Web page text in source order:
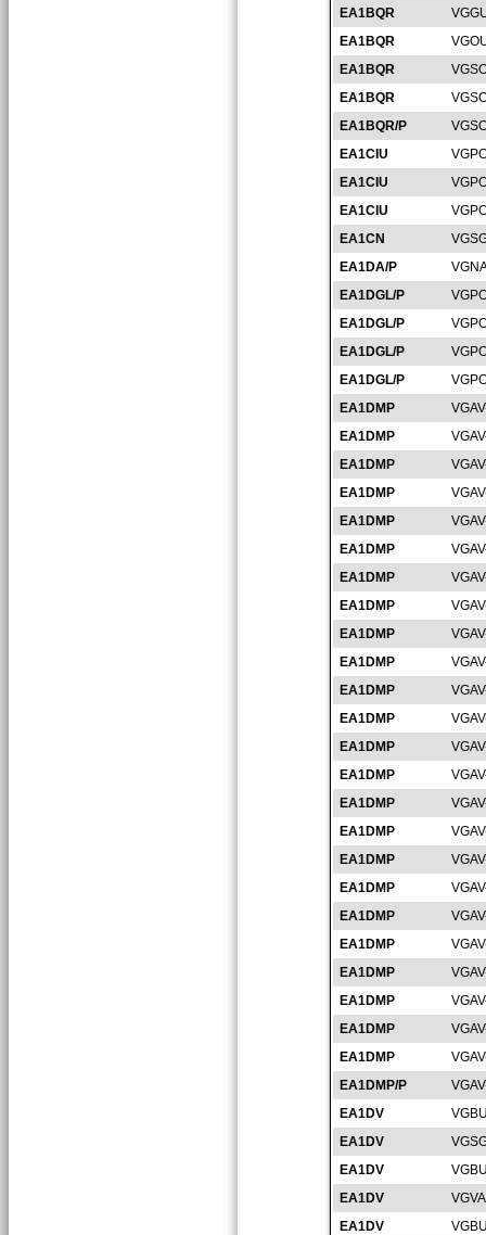
EA1BQR
EA1BQR
EA1BQR
EA1BQR
EA1BQR/P
EA1CIU
EA1CIU
EA1CIU
EA1CN
EA1DA/P
EA1DGL/P
EA1DGL/P
EA1DGL/P
EA1DGL/P
EA1DMP
EA1DMP
EA1DMP
EA1DMP
EA1DMP
EA1DMP
EA1DMP
EA1DMP
EA1DMP
EA1DMP
EA1DMP
EA1DMP
EA1DMP
EA1DMP
EA1DMP
EA1DMP
EA1DMP
EA1DMP
EA1DMP
EA1DMP
EA1DMP
EA1DMP
EA1DMP
EA1DMP
EA1DMP/P
EA1DV
EA1DV
EA1DV
EA1DV
EA1DV